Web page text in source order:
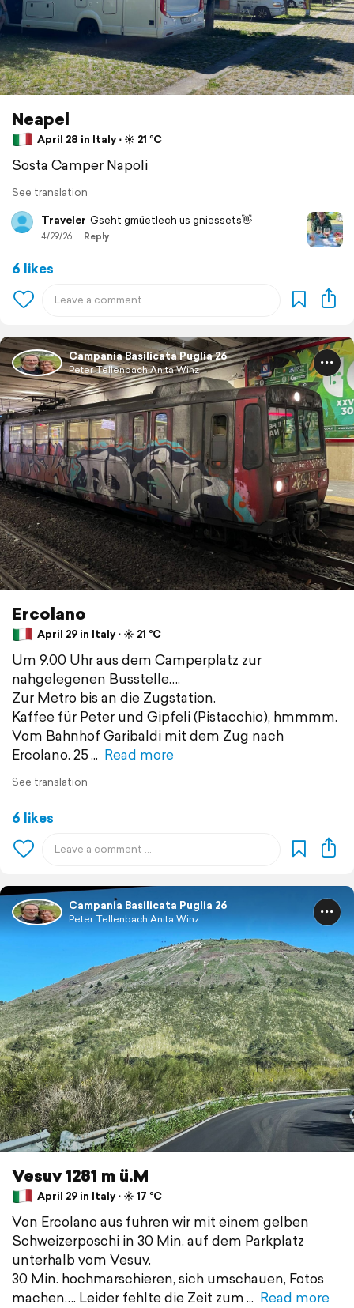
Neapel
April 28 in Italy ⋅ ☀️ 21 °C
Sosta Camper Napoli
See translation
Traveler Gseht gmüetlech us gniessets👋
4/29/26 Reply
6 likes
Campania Basilicata Puglia 26
Peter Tellenbach Anita Winz
Ercolano
April 29 in Italy ⋅ ☀️ 21 °C
Um 9.00 Uhr aus dem Camperplatz zur
nahgelegenen Busstelle….
Zur Metro bis an die Zugstation.
Kaffee für Peter und Gipfeli (Pistacchio), hmmmm.
Vom Bahnhof Garibaldi mit dem Zug nach
Ercolano. 25
Read more
See translation
6 likes
Campania Basilicata Puglia 26
Peter Tellenbach Anita Winz
Vesuv 1281 m ü.M
April 29 in Italy ⋅ ☀️ 17 °C
Von Ercolano aus fuhren wir mit einem gelben
Schweizerposchi in 30 Min. auf dem Parkplatz
unterhalb vom Vesuv.
30 Min. hochmarschieren, sich umschauen, Fotos
machen…. Leider fehlte die Zeit zum
Read more